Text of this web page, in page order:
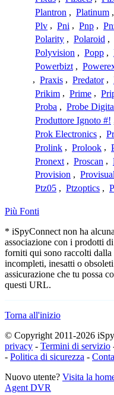
Plantron , Platinum ,
Plv , Pni , Pnp ,
Polarity , Polaroid ,
Polyvision , Popp ,
Powerbizt ,
, Praxis , Predator ,
Prikim , Prime ,
Proba , Probe
Produttore Ignoto #!
Prok Electronics ,
Prolink , Prolook ,
Pronext , Proscan ,
Provision , Provisual
Ptz05 , Ptzoptics ,
Più Fonti
* iSpyConnect non ha
associazione con i prodotti
forniti qui sono raccolti dalla
incompleti, inesatti o
assicurazione che tu possa
questi URL.
Torna all'inizio
© Copyright 2011-2026
privacy - Termini di servizio
- Politica di sicurezza -
Nuovo utente? Visita la
Agent DVR